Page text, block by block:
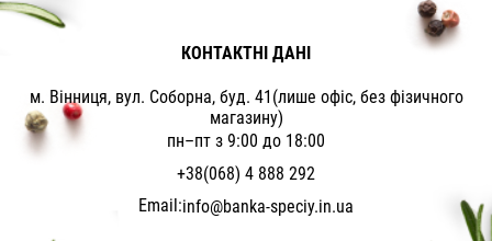
КОНТАКТНІ ДАНІ
м. Вінниця, вул. Соборна, буд. 41(лише офіс, без фізичного
магазину)
пн–пт з 9:00 до 18:00
+38(068) 4 888 292
Email:info@banka-speciy.in.ua